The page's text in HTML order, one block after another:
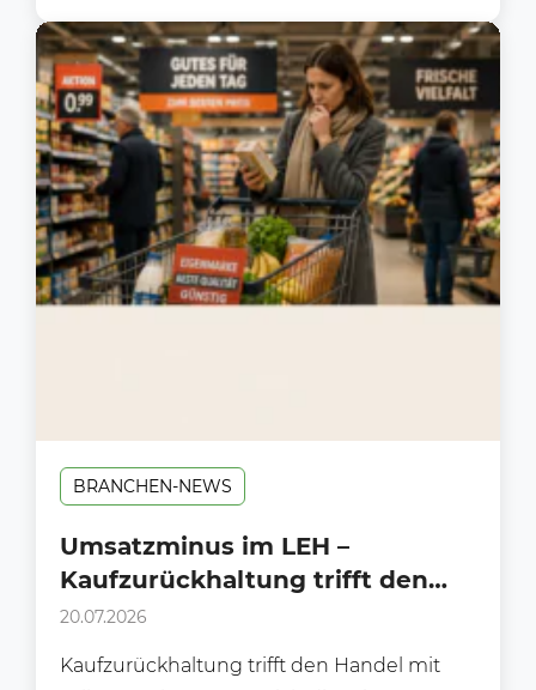
BRANCHEN-NEWS
Umsatzminus im LEH –
Kaufzurückhaltung trifft den
Handel mit voller Wucht!
20.07.2026
Kaufzurückhaltung trifft den Handel mit